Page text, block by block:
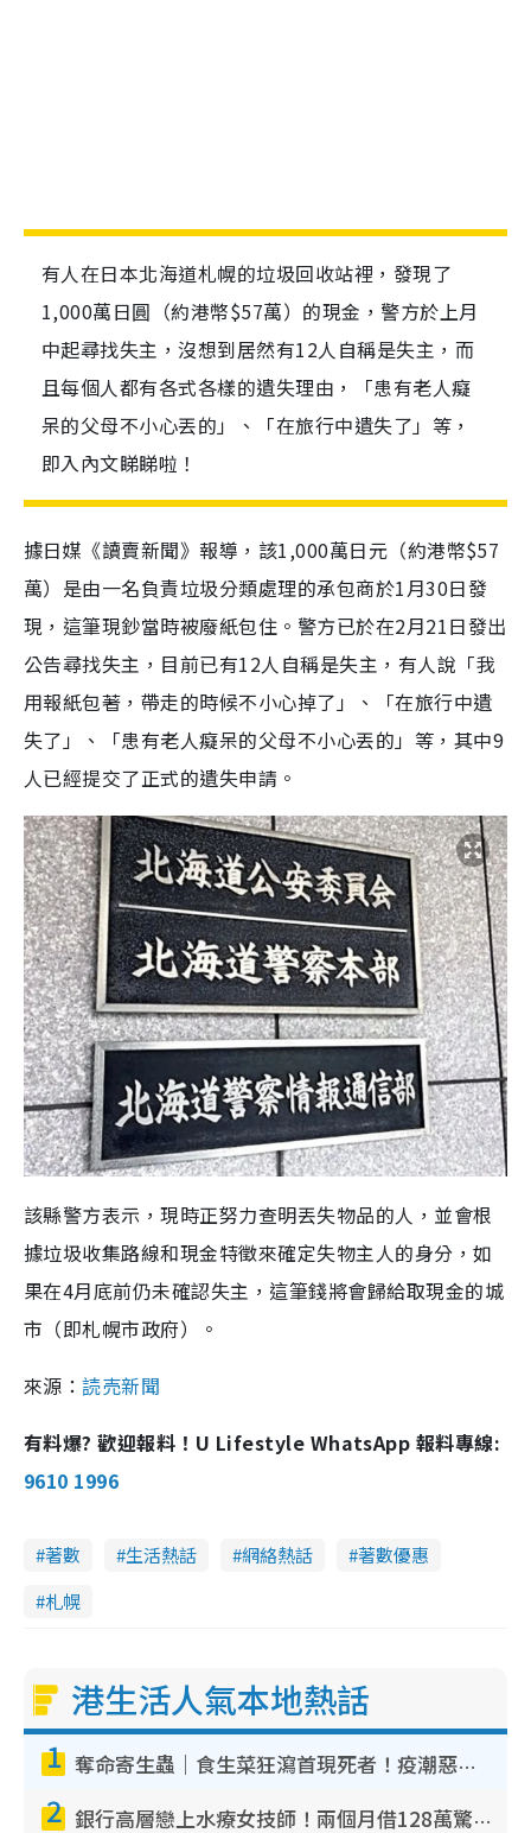
有人在日本北海道札幌的垃圾回收站裡，發現了
1,000萬日圓（約港幣$57萬）的現金，警方於上月
中起尋找失主，沒想到居然有12人自稱是失主，而
且每個人都有各式各樣的遺失理由，「患有老人癡
呆的父母不小心丟的」、「在旅行中遺失了」等，
即入內文睇睇啦！
據日媒《讀賣新聞》報導，該1,000萬日元（約港幣$57
萬）是由一名負責垃圾分類處理的承包商於1月30日發
現，這筆現鈔當時被廢紙包住。警方已於在2月21日發出
公告尋找失主，目前已有12人自稱是失主，有人說「我
用報紙包著，帶走的時候不小心掉了」、「在旅行中遺
失了」、「患有老人癡呆的父母不小心丟的」等，其中9
人已經提交了正式的遺失申請。
該縣警方表示，現時正努力查明丟失物品的人，並會根
據垃圾收集路線和現金特徵來確定失物主人的身分，如
果在4月底前仍未確認失主，這筆錢將會歸給取現金的城
市（即札幌市政府）。
來源：読売新聞
有料爆? 歡迎報料！U Lifestyle WhatsApp 報料專線:
9610 1996
著數 生活熱話 網絡熱話
著數優惠
札幌
港生活人氣本地熱話
1 奪命寄生蟲｜食生菜狂瀉首現死者！疫潮惡化錄1.8萬宗病例 揭洗菜3大謬誤
2 銀行高層戀上水療女技師！兩個月借128萬驚覺「沉船」沉落火海 揭背後疑似邪教操控賣淫